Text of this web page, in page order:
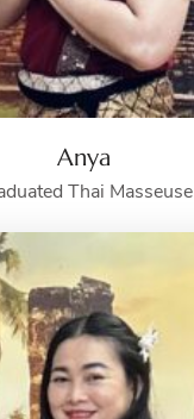
Anya
Thai Masseuse